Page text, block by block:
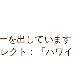
を出しています
クト：「ハワイ